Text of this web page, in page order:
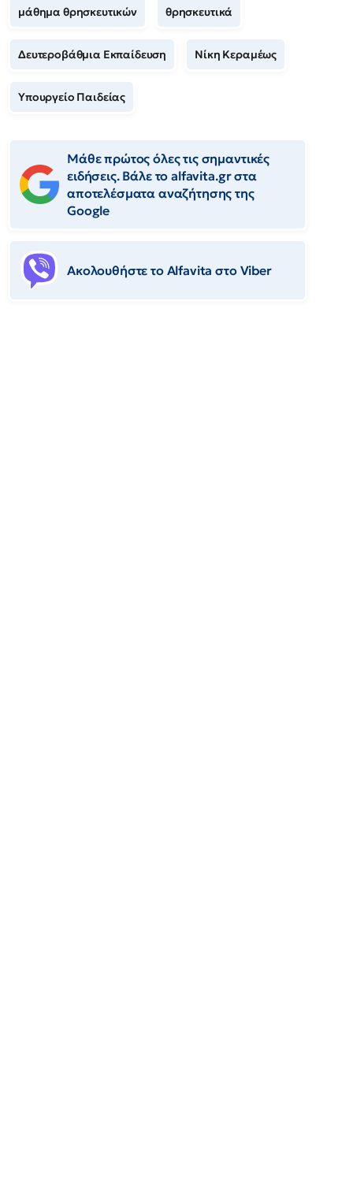
μάθημα θρησκευτικών θρησκευτικά
Δευτεροβάθμια Εκπαίδευση Νίκη Κεραμέως
Υπουργείο Παιδείας
Μάθε πρώτος όλες τις σημαντικές
ειδήσεις. Βάλε το alfavita.gr στα
αποτελέσματα αναζήτησης της
Google
Ακολουθήστε το Αlfavita στο Viber